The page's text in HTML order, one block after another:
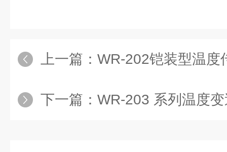
上一篇： WR-202铠装型温度
下一篇： WR-203 系列温度